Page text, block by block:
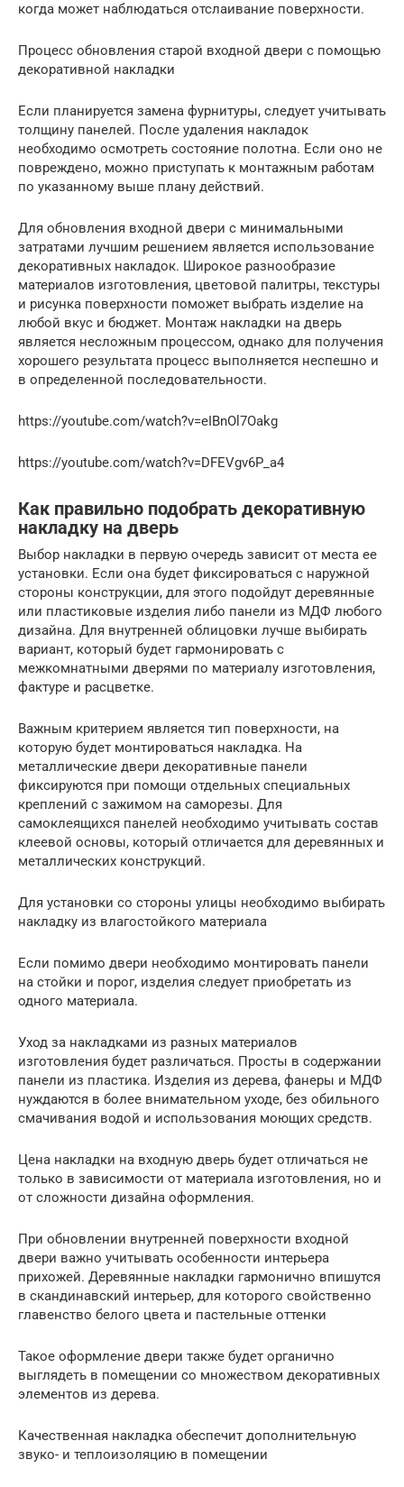
когда может наблюдаться отслаивание поверхности.
Процесс обновления старой входной двери с помощью
декоративной накладки
Если планируется замена фурнитуры, следует учитывать
толщину панелей. После удаления накладок
необходимо осмотреть состояние полотна. Если оно не
повреждено, можно приступать к монтажным работам
по указанному выше плану действий.
Для обновления входной двери с минимальными
затратами лучшим решением является использование
декоративных накладок. Широкое разнообразие
материалов изготовления, цветовой палитры, текстуры
и рисунка поверхности поможет выбрать изделие на
любой вкус и бюджет. Монтаж накладки на дверь
является несложным процессом, однако для получения
хорошего результата процесс выполняется неспешно и
в определенной последовательности.
https://youtube.com/watch?v=eIBnOl7Oakg
https://youtube.com/watch?v=DFEVgv6P_a4
Как правильно подобрать декоративную
накладку на дверь
Выбор накладки в первую очередь зависит от места ее
установки. Если она будет фиксироваться с наружной
стороны конструкции, для этого подойдут деревянные
или пластиковые изделия либо панели из МДФ любого
дизайна. Для внутренней облицовки лучше выбирать
вариант, который будет гармонировать с
межкомнатными дверями по материалу изготовления,
фактуре и расцветке.
Важным критерием является тип поверхности, на
которую будет монтироваться накладка. На
металлические двери декоративные панели
фиксируются при помощи отдельных специальных
креплений с зажимом на саморезы. Для
самоклеящихся панелей необходимо учитывать состав
клеевой основы, который отличается для деревянных и
металлических конструкций.
Для установки со стороны улицы необходимо выбирать
накладку из влагостойкого материала
Если помимо двери необходимо монтировать панели
на стойки и порог, изделия следует приобретать из
одного материала.
Уход за накладками из разных материалов
изготовления будет различаться. Просты в содержании
панели из пластика. Изделия из дерева, фанеры и МДФ
нуждаются в более внимательном уходе, без обильного
смачивания водой и использования моющих средств.
Цена накладки на входную дверь будет отличаться не
только в зависимости от материала изготовления, но и
от сложности дизайна оформления.
При обновлении внутренней поверхности входной
двери важно учитывать особенности интерьера
прихожей. Деревянные накладки гармонично впишутся
в скандинавский интерьер, для которого свойственно
главенство белого цвета и пастельные оттенки
Такое оформление двери также будет органично
выглядеть в помещении со множеством декоративных
элементов из дерева.
Качественная накладка обеспечит дополнительную
звуко- и теплоизоляцию в помещении